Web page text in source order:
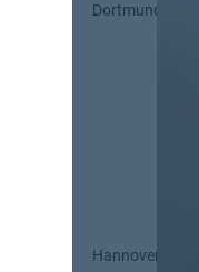
Dortmund
Hannover